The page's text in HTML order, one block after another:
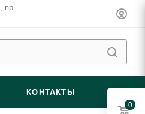
пр-
КОНТАКТЫ
0